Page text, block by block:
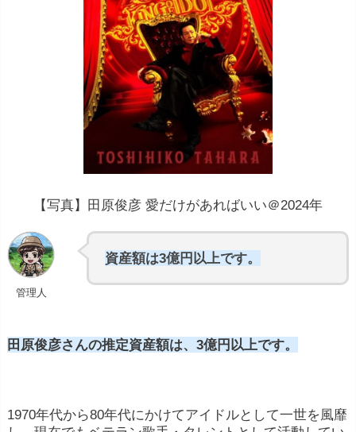
【写真】田原俊彦 愛だけがあればいい＠2024年
管理人
資産額は3億円以上です。
田原俊彦さんの推定資産額は、3億円以上です。
1970年代から80年代にかけてアイドルとして一世を風靡